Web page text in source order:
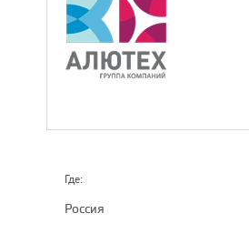
Где:
Россия